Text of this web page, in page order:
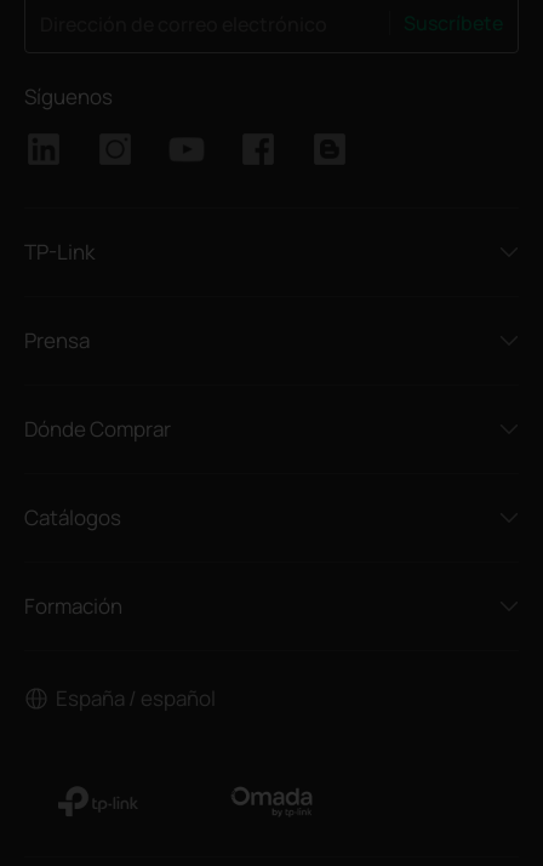
Síguenos
TP-Link
Prensa
Dónde Comprar
Catálogos
Formación
España / español